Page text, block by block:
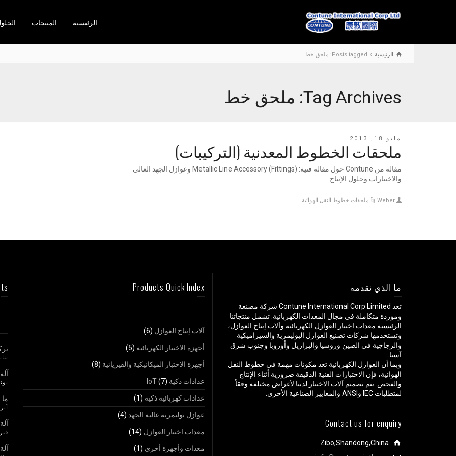
الرئيسية المنتجات
الرئيسية Posts tagged: ملحق خط
Tag Archives: ملحق خط
مايو 18, 2013
ملحقات الخطوط المعدنية (التركيبات)
مقالة من Contune حول مقالة فنية: Metallic Line Accessory (Fittings) وعوازل الجهد العالي
والاختبارات وحلول الإنتاج.
Weber ملحقات خطوط النقل الهوائية
ما الذي نقدمه
تعد Contune International Corp Limited شركة مصنعة
وموردة متكاملة في مجال المعدات الكهربائية. تشمل منتجاتنا
الرئيسية معدات اختبار العوازل الكهربائية وآلات إنتاج العوازل،
وتستخدمها شركات تصنيع العوازل البوليمرية والسيراميكية
والزجاجية في الصين وروسيا والبرازيل وأوروبا وجنوب شرق
آسيا.
وبما أن العوازل الكهربائية تعد مكونات مهمة في خطوط النقل
الهوائية، فإن الاختبارات الفنية الدقيقة ضرورية أثناء الإنتاج
والفحص. يتم تصميم آلات الاختبار لدينا لأغراض مختلفة وفقاً
لمتطلبات IEC وANSI والمعايير الصناعية الأخرى.
Contact us for enquiry
Zibo,Shandong,China
Products Quick Index
آلات إنتاج العوازل (6)
أجهزة الاختبار الكهربائية (5)
أجهزة الاختبار الميكانيكية والفيزيائية (8)
عدادات ذكية IoT (7)
عدادات كهربائية ذكية (1)
عوازل بوليمرية عالية الجهد(4)
معدات اختبار العوازل (14)
معدات وأجهزة أخرى (1)
يناير 25,
يونيو
ما